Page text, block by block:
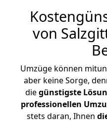
von
Umzüge können
aber keine Sorge,
diegünstigste
professionellen
stets daran, Ihnen